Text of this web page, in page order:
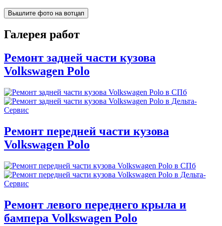
Вышлите фото на вотцап
Галерея работ
Ремонт задней части кузова
Volkswagen Polo
Ремонт передней части кузова
Volkswagen Polo
Ремонт левого переднего крыла и
бампера Volkswagen Polo